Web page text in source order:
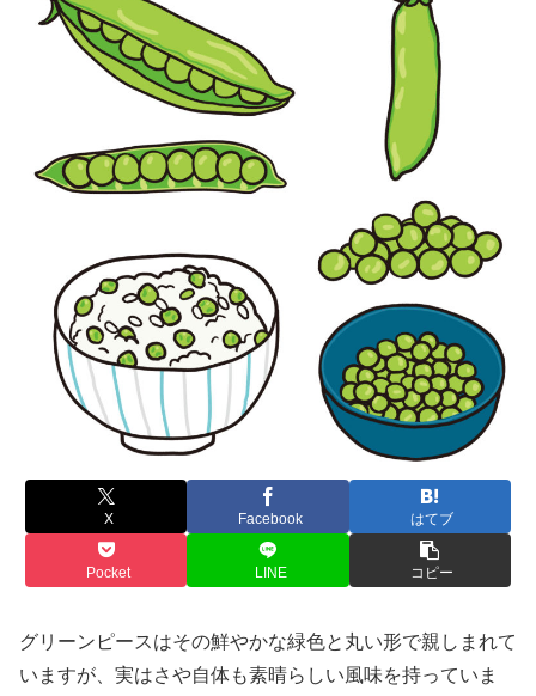
X Facebook はてブ
Pocket LINE コピー
グリーンピースはその鮮やかな緑色と丸い形で親しまれて
いますが、実はさや自体も素晴らしい風味を持っていま